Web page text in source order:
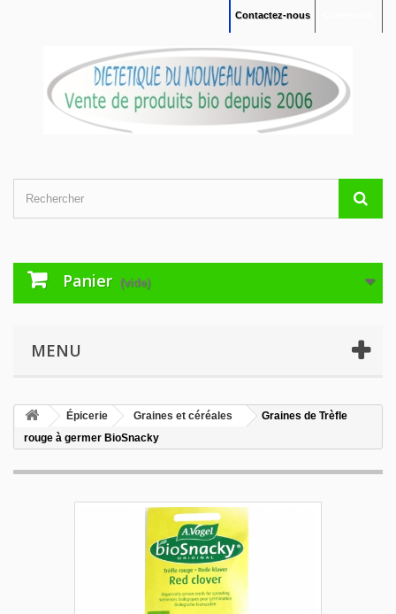
Contactez-nous
Panier (vide)
MENU
Épicerie Graines et céréales
Graines de Trèfle
rouge à germer BioSnacky